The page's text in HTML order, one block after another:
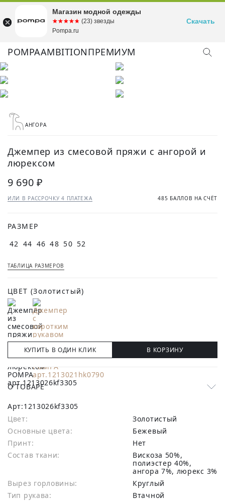
POMPAAMBITIONПРЕМИУМ
КУПИТЬ ОБРАЗ
АНГОРА
Джемпер из смесовой пряжи с ангорой и
люрексом
9 690 ₽
ИЛИ В РАССРОЧКУ 4 ПЛАТЕЖА 485 БАЛЛОВ НА СЧЁТ
РАЗМЕР
42 44 46 48 50 52
ТАБЛИЦА РАЗМЕРОВ
ЦВЕТ (Золотистый)
КУПИТЬ В ОДИН КЛИК В КОРЗИНУ
О ТОВАРЕ
Арт:1213026kf3305
Цвет:
Золотистый
Основные цвета:
бежевый
Принт:
Нет
Состав ткани:
вискоза 50%,
полиэстер 40%,
ангора 7%, люрекс 3%
Вырез горловины:
Круглый
Тип рукава:
Втачной
Магазин модной одежды
☆☆☆☆☆
★★★★★ (23) звезды
Pompa.ru
Скачать